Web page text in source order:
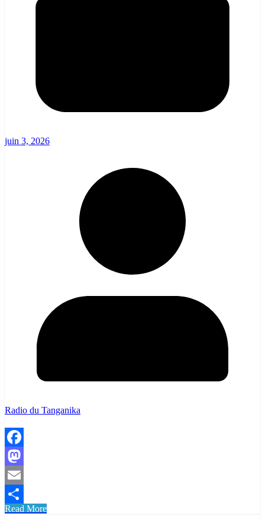
juin 3, 2026
Radio du Tanganika
Facebook
Mastodon
Email
Partager
Read More